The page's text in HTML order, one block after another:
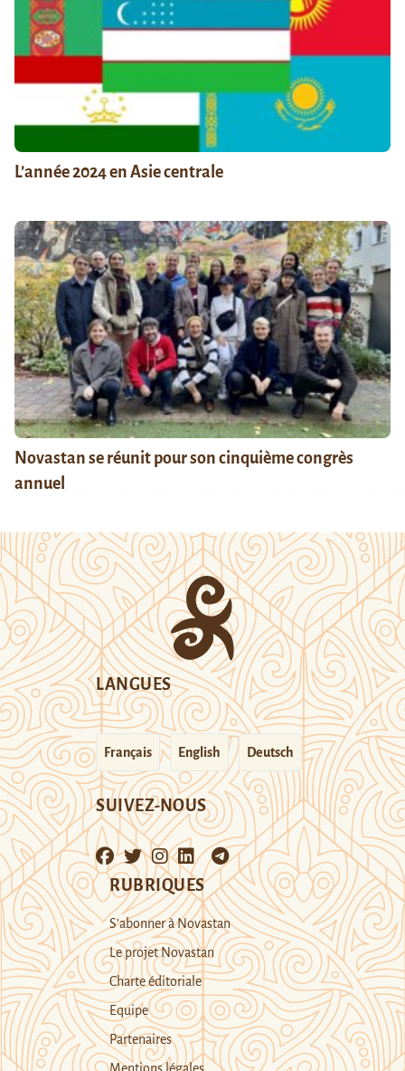
L’année 2024 en Asie centrale
Novastan se réunit pour son cinquième congrès
annuel
LANGUES
Français English Deutsch
SUIVEZ-NOUS
RUBRIQUES
S’abonner à Novastan
Le projet Novastan
Charte éditoriale
Equipe
Partenaires